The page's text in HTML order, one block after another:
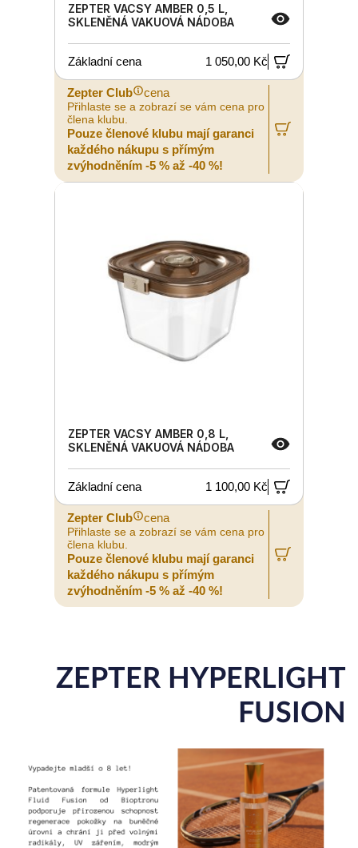
ZEPTER VACSY AMBER 0,5 L,
SKLENĚNÁ VAKUOVÁ NÁDOBA
Základní cena 1 050,00 Kč
Zepter Club cena
Přihlaste se a zobrazí se vám cena pro
člena klubu.
Pouze členové klubu mají garanci
každého nákupu s přímým
zvýhodněním -5 % až -40 %!
ZEPTER VACSY AMBER 0,8 L,
SKLENĚNÁ VAKUOVÁ NÁDOBA
Základní cena 1 100,00 Kč
Zepter Club cena
Přihlaste se a zobrazí se vám cena pro
člena klubu.
Pouze členové klubu mají garanci
každého nákupu s přímým
zvýhodněním -5 % až -40 %!
ZEPTER HYPERLIGHT
FUSION